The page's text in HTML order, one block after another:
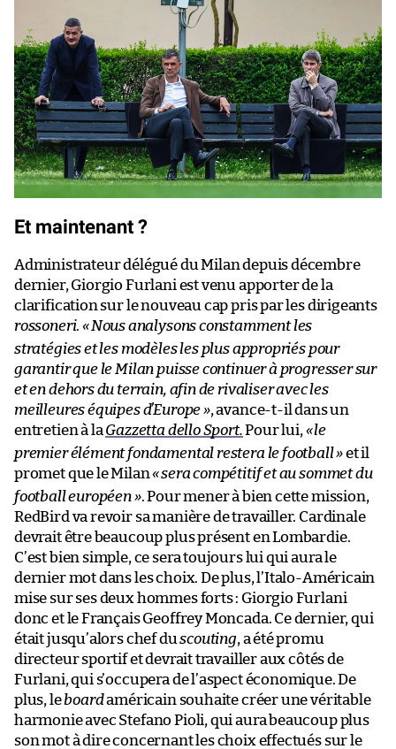
Et maintenant ?
Administrateur délégué du Milan depuis décembre
dernier, Giorgio Furlani est venu apporter de la
clarification sur le nouveau cap pris par les dirigeants
rossoneri.«Nous analysons constamment les
stratégies et les modèles les plus appropriés pour
garantir que le Milan puisse continuer à progresser sur
et en dehors du terrain, afin de rivaliser avec les
meilleures équipes d’Europe », avance-t-il dans un
entretien à la Gazzetta dello Sport.Pour lui, «le
premier élément fondamental restera le football »et il
promet que le Milan«sera compétitif et au sommet du
football européen ». Pour mener à bien cette mission,
RedBird va revoir sa manière de travailler. Cardinale
devrait être beaucoup plus présent en Lombardie.
C’est bien simple, ce sera toujours lui qui aura le
dernier mot dans les choix. De plus, l’Italo-Américain
mise sur ses deux hommes forts : Giorgio Furlani
donc et le Français Geoffrey Moncada. Ce dernier, qui
était jusqu’alors chef duscouting, a été promu
directeur sportif et devrait travailler aux côtés de
Furlani, qui s’occupera de l’aspect économique. De
plus, leboardaméricain souhaite créer une véritable
harmonie avec Stefano Pioli, qui aura beaucoup plus
son mot à dire concernant les choix effectués sur le